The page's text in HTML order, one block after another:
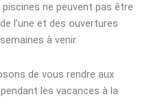
ne peuvent pas être
l’une et des ouvertures
à venir.
de vous rendre aux
les vacances à la